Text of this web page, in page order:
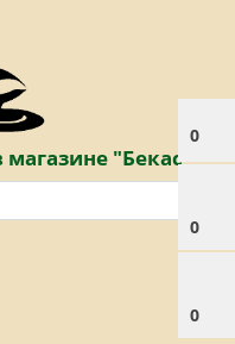
0
0
0
магазине "Бекас"